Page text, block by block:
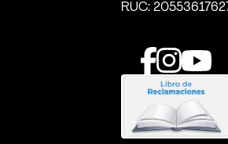
RUC: